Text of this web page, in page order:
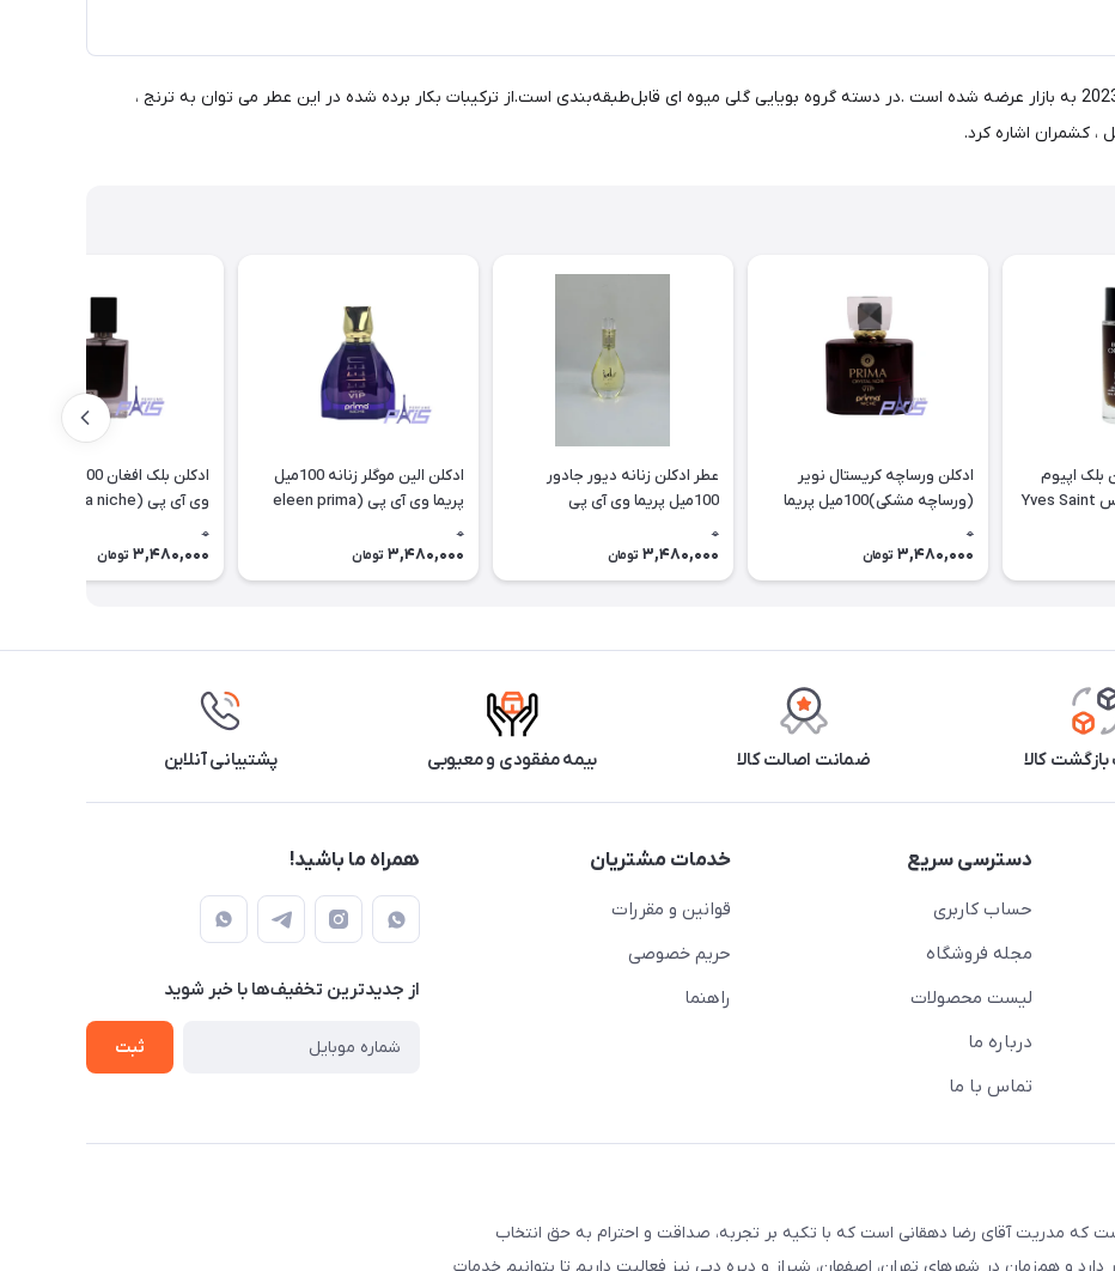
عطری زنانه و جذاب و اغوا کننده می باشداین عطر در سال 2023 به بازار عرضه شده است .در دسته گروه بویایی گلی میوه ای قابل‌طبقه‌بندی است.از ترکیبات بکار برده شده در این عطر می توان به ترنج ،
، کشمران اشاره کرد.
بلک اپیوم
زنانه 30 میل زنیکس Yves Saint
ادکلن ورساچه کریستال نویر
(ورساچه مشکی)100میل پریما
niche (vip
0
3,480,000 تومان
عطر ادکلن زنانه دیور جادور
100میل پریما وی آی پی
0
3,480,000 تومان
ادکلن الین موگلر زنانه 100میل
پریما وی آی پی (eleen prima
0
3,480,000 تومان
وی آی پی (black prima niche
0
3,480,000 تومان
کالا ضمانت اصالت کالا بیمه مفقودی و معیوبی پشتیبانی آنلاین
دسترسی سریع
حساب کاربری
مجله فروشگاه
لیست محصولات
درباره ما
تماس با ما
خدمات مشتریان
قوانین و مقررات
حریم خصوصی
راهنما
همراه ما باشید!
از جدید‌ترین تخفیف‌ها با‌ خبر شوید
ثبت
که مدریت آقای رضا دهقانی است که با تکیه بر تجربه، صداقت و احترام به حق انتخاب